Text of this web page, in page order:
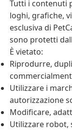
Tutti i contenuti
loghi, grafiche,
esclusiva di
sono protetti
È vietato:
Riprodurre,
Utilizzare i
autorizzazione
Modificare,
Utilizzare robot,